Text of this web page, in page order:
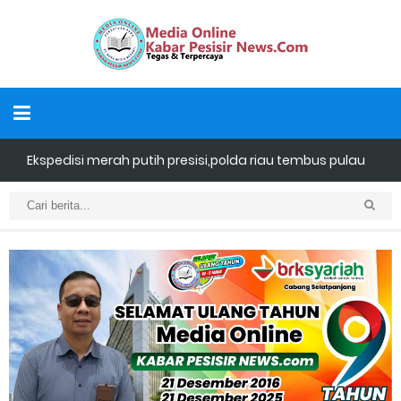
Dukung Swasembada Pangan Nasional, Polsek Merbau
Sambangi Petani Umbi di Desa Mayang Sari.
Empat ( 4 ) Orang Putra Terbaik Maju Bacalon Kades Baran
Melintang
Bhabinkamtibmas Desa Banglas Cek Budidaya Tambak
Udang Warga, Diperkirakan 60.000 Ekor